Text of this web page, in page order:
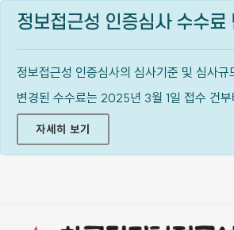
정보접근성 인증심사 수수료
정보접근성 인증심사의 심사기준 및 심사
변경된 수수료는 2025년 3월 1일 접수 건
자세히 보기